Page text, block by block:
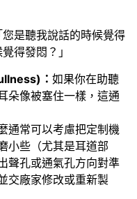
是聽我說話的時候覺得
得發悶？」
： 如果你在助聽
朵像被塞住一樣，這通
通常可以考慮把定制機
小些（尤其是耳道部
聲孔或通氣孔方向對準
交廠家修改或重新製